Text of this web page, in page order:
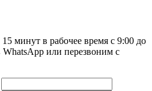
минут в рабочее время c 9:00 до
или перезвоним с